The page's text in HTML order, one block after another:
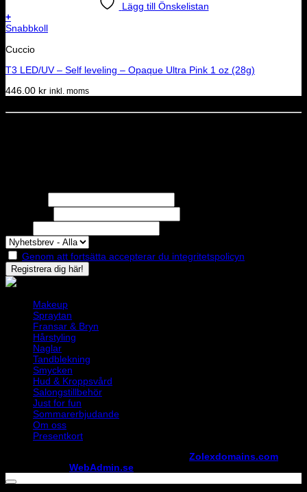
Lägg till Önskelistan
+
Snabbkoll
Cuccio
T3 LED/UV – Self leveling – Opaque Ultra Pink 1 oz (28g)
446.00 kr inkl. moms
Genom att fortsätta accepterar du integritetspolicyn
Makeup
Spraytan
Fransar & Bryn
Hårstyling
Naglar
Tandblekning
Smycken
Hud & Kroppsvård
Salongstillbehör
Just for fun
Sommarerbjudande
Om oss
Presentkort
Zolexdomains.com
WebAdmin.se